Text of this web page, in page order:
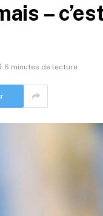
–
6 minutes de lecture